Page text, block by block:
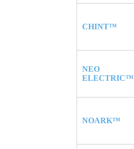
CHINT™
NEO
ELECTRIC™
NOARK™